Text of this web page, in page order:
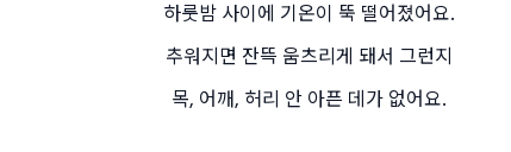
하룻밤 사이에 기온이 뚝 떨어졌어요.
추워지면 잔뜩 움츠리게 돼서 그런지
목, 어깨, 허리 안 아픈 데가 없어요.